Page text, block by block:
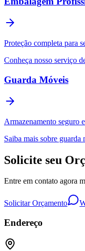
Proteção completa para
Conheça nosso serviço
Guarda Móveis
Armazenamento seguro
Saiba mais sobre guarda
Solicite seu
Entre em contato agora
Solicitar Orçamento
Endereço